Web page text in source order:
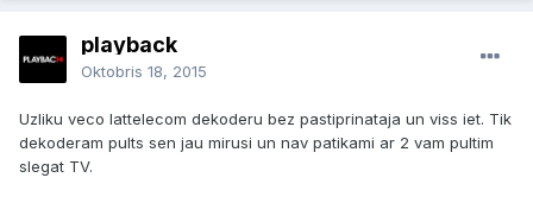
playback
Oktobris 18, 2015
Uzliku veco lattelecom dekoderu bez pastiprinataja un viss iet. Tik
dekoderam pults sen jau mirusi un nav patikami ar 2 vam pultim
slegat TV.